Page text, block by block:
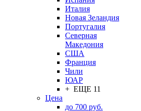
Италия
Новая Зеландия
Португалия
Северная
Македония
США
Франция
Чили
ЮАР
+ ЕЩЕ 11
Цена
до 700 руб.